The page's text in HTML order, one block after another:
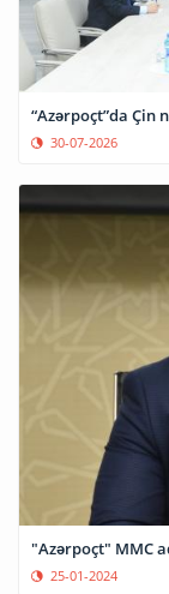
“Azərpoçt”da Çin
30-07-2026
"Azərpoçt" MMC
25-01-2024